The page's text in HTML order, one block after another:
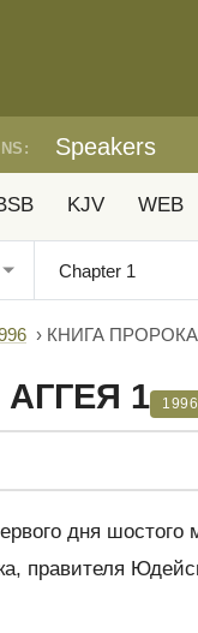
Speakers
KJV WEB
› КНИГА ПРОРОКА
1 1996
дня
правителя